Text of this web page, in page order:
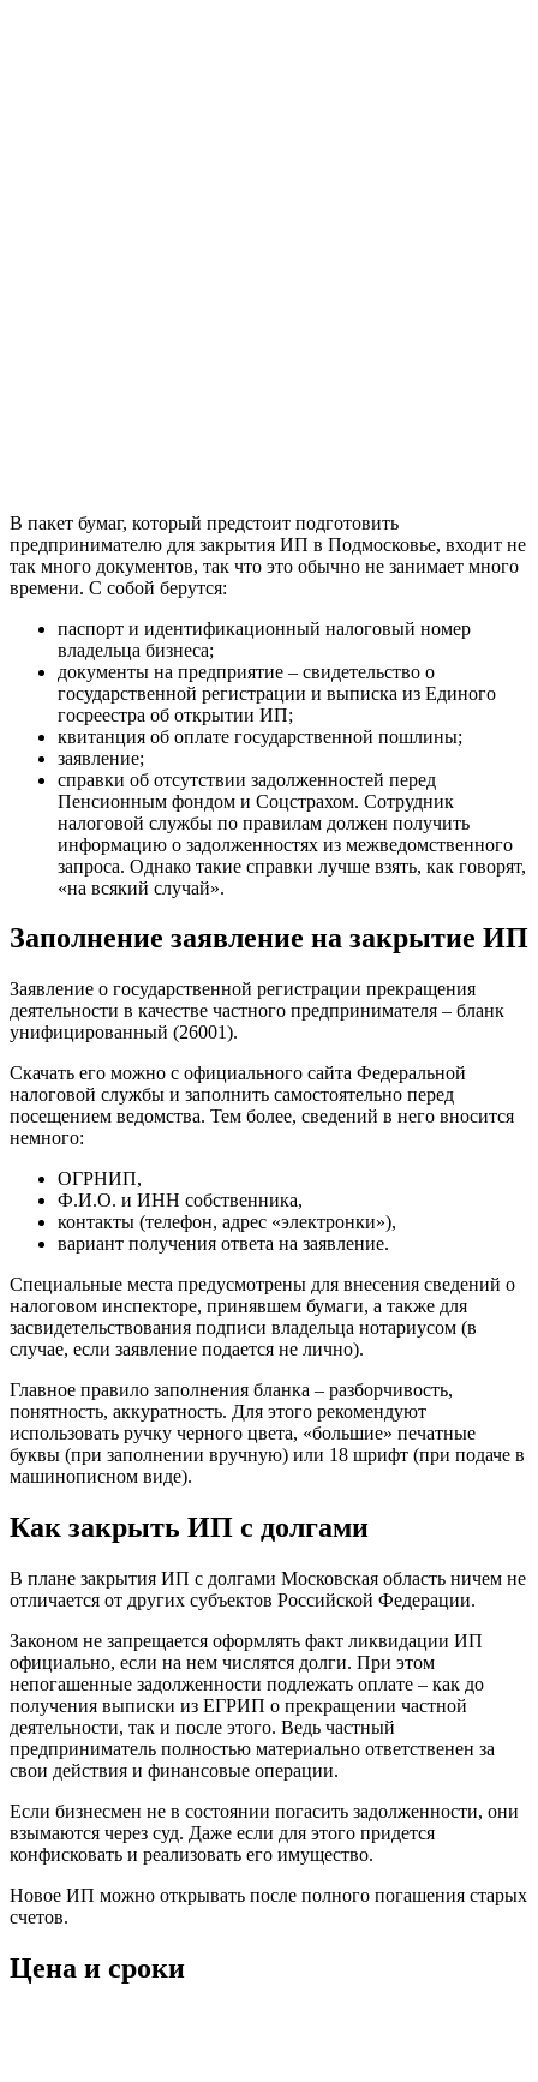
В пакет бумаг, который предстоит подготовить
предпринимателю для закрытия ИП в Подмосковье, входит не
так много документов, так что это обычно не занимает много
времени. С собой берутся:
паспорт и идентификационный налоговый номер
владельца бизнеса;
документы на предприятие – свидетельство о
государственной регистрации и выписка из Единого
госреестра об открытии ИП;
квитанция об оплате государственной пошлины;
заявление;
справки об отсутствии задолженностей перед
Пенсионным фондом и Соцстрахом. Сотрудник
налоговой службы по правилам должен получить
информацию о задолженностях из межведомственного
запроса. Однако такие справки лучше взять, как говорят,
«на всякий случай».
Заполнение заявление на закрытие ИП
Заявление о государственной регистрации прекращения
деятельности в качестве частного предпринимателя – бланк
унифицированный (26001).
Скачать его можно с официального сайта Федеральной
налоговой службы и заполнить самостоятельно перед
посещением ведомства. Тем более, сведений в него вносится
немного:
ОГРНИП,
Ф.И.О. и ИНН собственника,
контакты (телефон, адрес «электронки»),
вариант получения ответа на заявление.
Специальные места предусмотрены для внесения сведений о
налоговом инспекторе, принявшем бумаги, а также для
засвидетельствования подписи владельца нотариусом (в
случае, если заявление подается не лично).
Главное правило заполнения бланка – разборчивость,
понятность, аккуратность. Для этого рекомендуют
использовать ручку черного цвета, «большие» печатные
буквы (при заполнении вручную) или 18 шрифт (при подаче в
машинописном виде).
Как закрыть ИП с долгами
В плане закрытия ИП с долгами Московская область ничем не
отличается от других субъектов Российской Федерации.
Законом не запрещается оформлять факт ликвидации ИП
официально, если на нем числятся долги. При этом
непогашенные задолженности подлежать оплате – как до
получения выписки из ЕГРИП о прекращении частной
деятельности, так и после этого. Ведь частный
предприниматель полностью материально ответственен за
свои действия и финансовые операции.
Если бизнесмен не в состоянии погасить задолженности, они
взымаются через суд. Даже если для этого придется
конфисковать и реализовать его имущество.
Новое ИП можно открывать после полного погашения старых
счетов.
Цена и сроки